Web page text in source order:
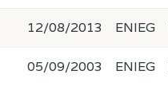
12/08/2013 ENIEG
05/09/2003 ENIEG